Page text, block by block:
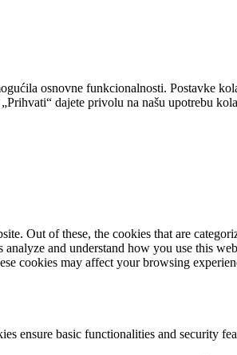
osnovne funkcionalnosti. Postavke
dajete privolu na našu upotrebu
Out of these, the cookies that are
and understand how you use this
cookies may affect your browsing
ensure basic functionalities and security